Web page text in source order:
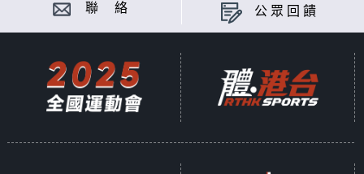
北京 10月1日星期二下午二時北京廣播電視台音樂廣播
港電台第二台
聯 絡 公眾回饋